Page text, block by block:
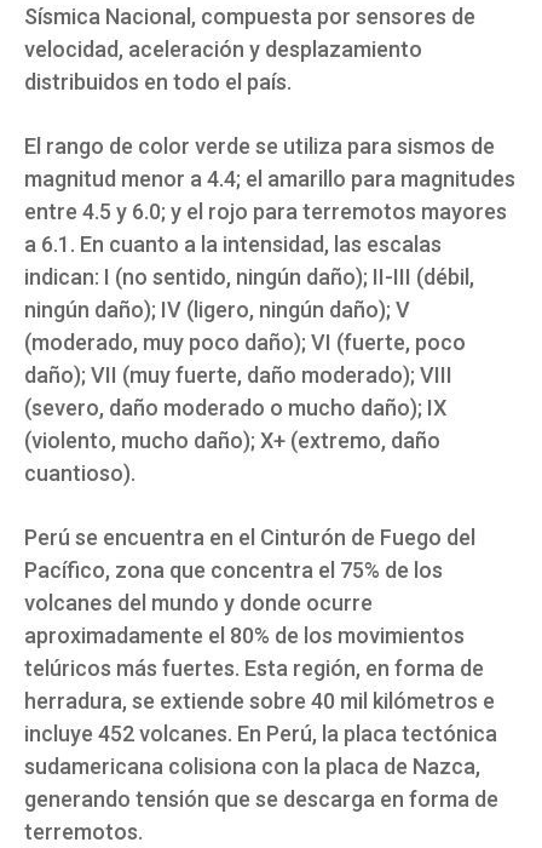
Sísmica Nacional, compuesta por sensores de
velocidad, aceleración y desplazamiento
distribuidos en todo el país.
El rango de color verde se utiliza para sismos de
magnitud menor a 4.4; el amarillo para magnitudes
entre 4.5 y 6.0; y el rojo para terremotos mayores
a 6.1. En cuanto a la intensidad, las escalas
indican: I (no sentido, ningún daño); II-III (débil,
ningún daño); IV (ligero, ningún daño); V
(moderado, muy poco daño); VI (fuerte, poco
daño); VII (muy fuerte, daño moderado); VIII
(severo, daño moderado o mucho daño); IX
(violento, mucho daño); X+ (extremo, daño
cuantioso).
Perú se encuentra en el Cinturón de Fuego del
Pacífico, zona que concentra el 75% de los
volcanes del mundo y donde ocurre
aproximadamente el 80% de los movimientos
telúricos más fuertes. Esta región, en forma de
herradura, se extiende sobre 40 mil kilómetros e
incluye 452 volcanes. En Perú, la placa tectónica
sudamericana colisiona con la placa de Nazca,
generando tensión que se descarga en forma de
terremotos.